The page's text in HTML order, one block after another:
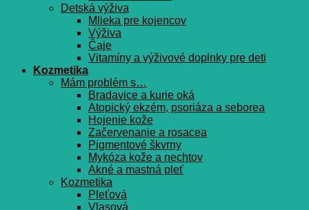
Detská výživa
Mlieka pre kojencov
Výživa
Čaje
Vitamíny a výživové doplnky pre deti
Kozmetika
Mám problém s…
Bradavice a kurie oká
Atopický ekzém, psoriáza a seborea
Hojenie kože
Začervenanie a rosacea
Pigmentové škvrny
Mykóza kože a nechtov
Akné a mastná pleť
Kozmetika
Pleťová
Vlasová